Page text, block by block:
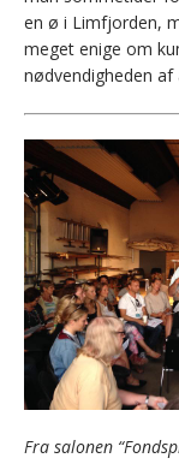
en ø i Limfjorden,
meget enige om
nødvendigheden
Fra salonen